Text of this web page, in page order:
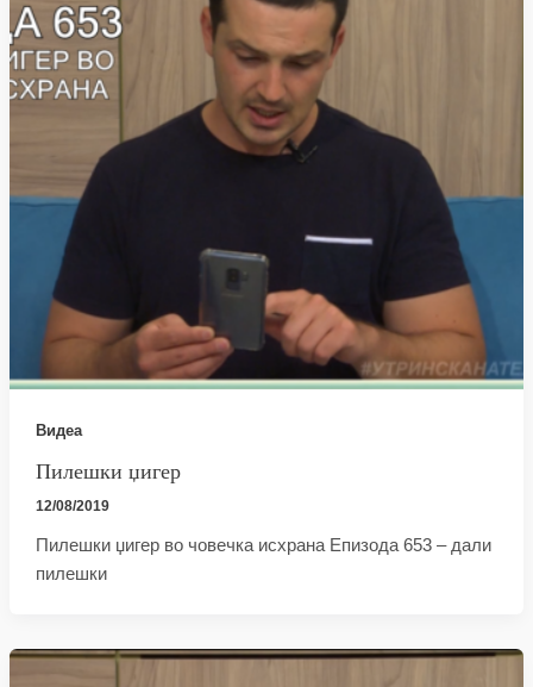
Видеа
Пилешки џигер
12/08/2019
Пилешки џигер во човечка исхрана Епизода 653 – дали
пилешки